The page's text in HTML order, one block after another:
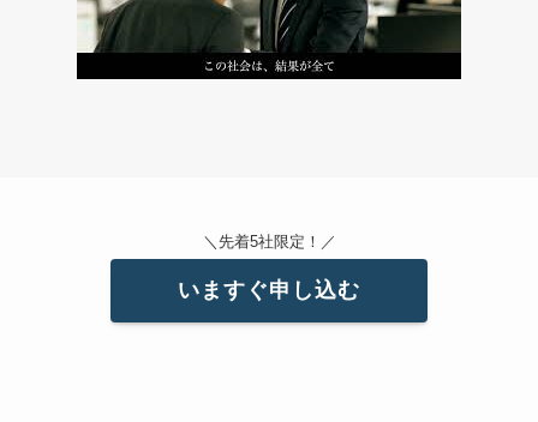
＼先着5社限定！／
いますぐ申し込む